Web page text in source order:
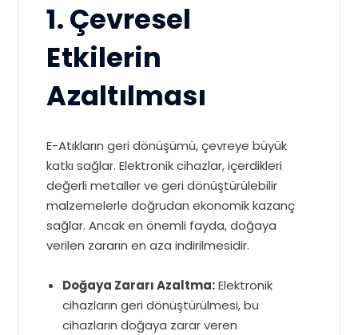
1. Çevresel
Etkilerin
Azaltılması
E-Atıkların geri dönüşümü, çevreye büyük
katkı sağlar. Elektronik cihazlar, içerdikleri
değerli metaller ve geri dönüştürülebilir
malzemelerle doğrudan ekonomik kazanç
sağlar. Ancak en önemli fayda, doğaya
verilen zararın en aza indirilmesidir.
Doğaya Zararı Azaltma:Elektronik
cihazların geri dönüştürülmesi, bu
cihazların doğaya zarar veren